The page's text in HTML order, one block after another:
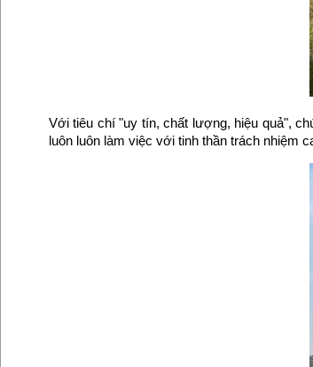
Với tiêu chí "uy tín, chất lượng, hiệu quả",
luôn luôn làm việc với tinh thần trách nhiệm